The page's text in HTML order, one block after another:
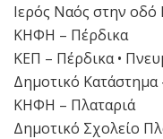
Ιερός Ναός στην οδό
ΚΗΦΗ – Πέρδικα
ΚΕΠ – Πέρδικα •
Δημοτικό Κατάστημα
ΚΗΦΗ – Πλαταριά
Δημοτικό Σχολείο